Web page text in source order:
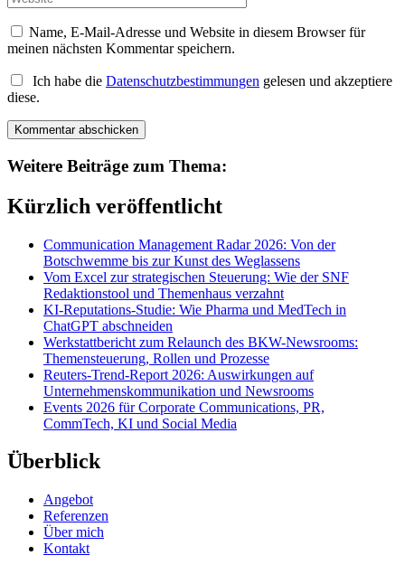
Name, E-Mail-Adresse und Website in diesem Browser für
meinen nächsten Kommentar speichern.
Ich habe die Datenschutzbestimmungen gelesen und akzeptiere
diese.
Weitere Beiträge zum Thema:
Kürzlich veröffentlicht
Communication Management Radar 2026: Von der
Botschwemme bis zur Kunst des Weglassens
Vom Excel zur strategischen Steuerung: Wie der SNF
Redaktionstool und Themenhaus verzahnt
KI-Reputations-Studie: Wie Pharma und MedTech in
ChatGPT abschneiden
Werkstattbericht zum Relaunch des BKW-Newsrooms:
Themensteuerung, Rollen und Prozesse
Reuters-Trend-Report 2026: Auswirkungen auf
Unternehmenskommunikation und Newsrooms
Events 2026 für Corporate Communications, PR,
CommTech, KI und Social Media
Überblick
Angebot
Referenzen
Über mich
Kontakt